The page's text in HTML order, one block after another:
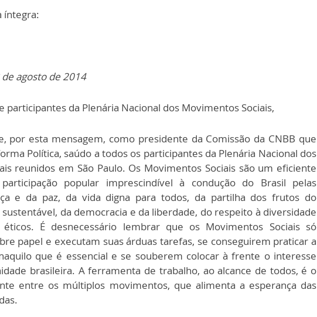
íntegra:
agosto de 2014
participantes da Plenária Nacional dos Movimentos Sociais,
por esta mensagem, como presidente da Comissão da CNBB que
Política, saúdo a todos os participantes da Plenária Nacional dos
reunidos em São Paulo. Os Movimentos Sociais são um eficiente
popular imprescindível à condução do Brasil pelas
e da paz, da vida digna para todos, da partilha dos frutos do
da democracia e da liberdade, do respeito à diversidade
É desnecessário lembrar que os Movimentos Sociais só
papel e executam suas árduas tarefas, se conseguirem praticar a
que é essencial e se souberem colocar à frente o interesse
brasileira. A ferramenta de trabalho, ao alcance de todos, é o
entre os múltiplos movimentos, que alimenta a esperança das